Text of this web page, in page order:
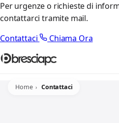
Per urgenze o richieste di
contattarci tramite mail.
Contattaci
Chiama Ora
Home Contattaci